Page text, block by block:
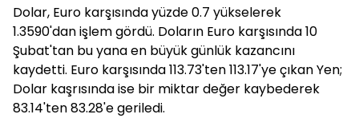
Dolar, Euro karşısında yüzde 0.7 yükselerek
1.3590'dan işlem gördü. Doların Euro karşısında 10
Şubat'tan bu yana en büyük günlük kazancını
kaydetti. Euro karşısında 113.73'ten 113.17'ye çıkan Yen;
Dolar kaşrısında ise bir miktar değer kaybederek
83.14'ten 83.28'e geriledi.